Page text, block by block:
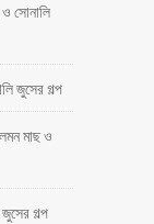
সোনালি
জুসের গল্প
মাছ ও
গল্প